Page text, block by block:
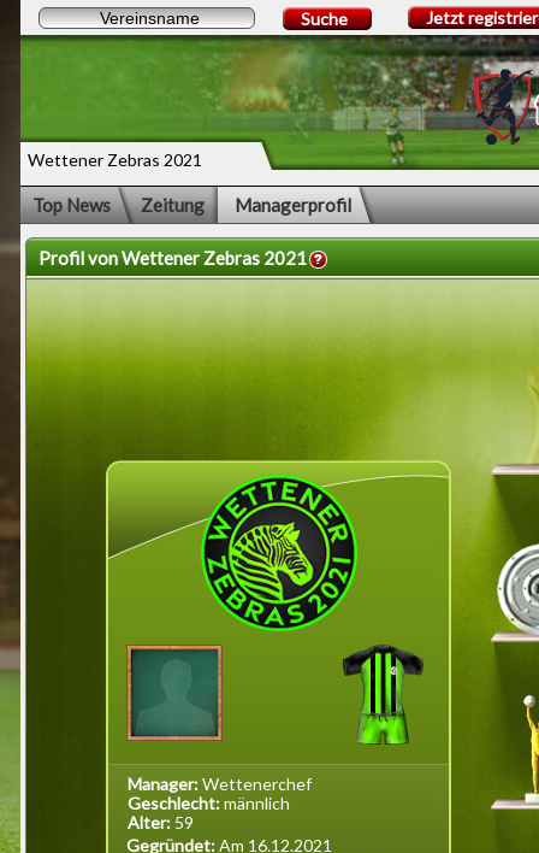
Wettener Zebras 2021
Suche Jetzt
Top News Zeitung Managerprofil
Profil von Wettener Zebras 2021
Manager:Wettenerchef
Geschlecht:männlich
Alter: 59
Gegründet:Am 16.12.2021